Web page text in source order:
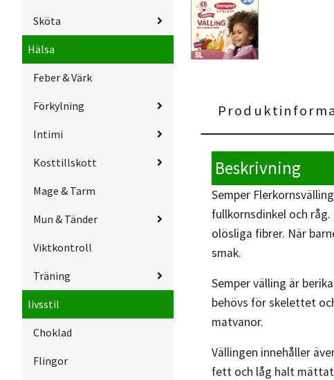
Sköta
Hälsa
Feber & Värk
Förkylning
Intimi
Kosttillskott
Mage & Tarm
Mun & Tänder
Viktkontroll
Träning
livsstil
Choklad
Flingor
Beskrivning
Semper
fullkornsdinkel och
olösliga fibrer. När
smak.
Semper välling är
behövs för skelettet
matvanor.
Vällingen innehåller
fett och låg halt